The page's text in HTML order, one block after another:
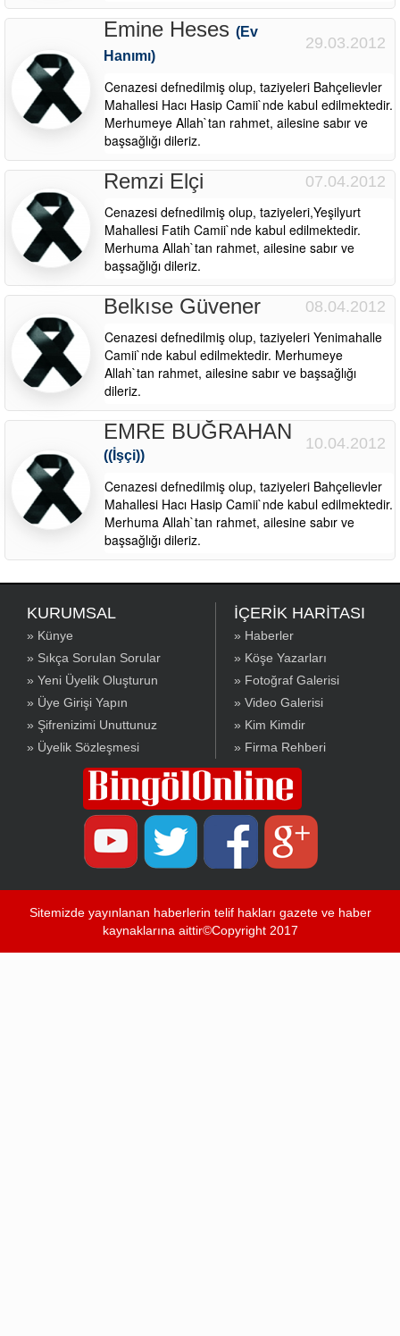
Emine Heses (Ev
Hanımı)
29.03.2012
Cenazesi defnedilmiş olup, taziyeleri Bahçelievler
Mahallesi Hacı Hasip Camii`nde kabul edilmektedir.
Merhumeye Allah`tan rahmet, ailesine sabır ve
başsağlığı dileriz.
Remzi Elçi
07.04.2012
Cenazesi defnedilmiş olup, taziyeleri,Yeşilyurt
Mahallesi Fatih Camii`nde kabul edilmektedir.
Merhuma Allah`tan rahmet, ailesine sabır ve
başsağlığı dileriz.
Belkıse Güvener
08.04.2012
Cenazesi defnedilmiş olup, taziyeleri Yenimahalle
Camii`nde kabul edilmektedir. Merhumeye
Allah`tan rahmet, ailesine sabır ve başsağlığı
dileriz.
EMRE BUĞRAHAN
((İşçi))
10.04.2012
Cenazesi defnedilmiş olup, taziyeleri Bahçelievler
Mahallesi Hacı Hasip Camii`nde kabul edilmektedir.
Merhuma Allah`tan rahmet, ailesine sabır ve
başsağlığı dileriz.
KURUMSAL
» Künye
» Sıkça Sorulan Sorular
» Yeni Üyelik Oluşturun
» Üye Girişi Yapın
» Şifrenizimi Unuttunuz
» Üyelik Sözleşmesi
İÇERİK HARİTASI
» Haberler
» Köşe Yazarları
» Fotoğraf Galerisi
» Video Galerisi
» Kim Kimdir
» Firma Rehberi
Sitemizde yayınlanan haberlerin telif hakları gazete ve haber
kaynaklarına aittir©Copyright 2017